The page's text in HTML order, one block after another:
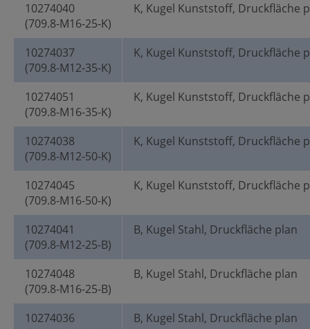
10274040
(709.8-M16-25-K)
K, Kugel Kunststoff, Druckfläche
10274037
(709.8-M12-35-K)
K, Kugel Kunststoff, Druckfläche
10274051
(709.8-M16-35-K)
K, Kugel Kunststoff, Druckfläche
10274038
(709.8-M12-50-K)
K, Kugel Kunststoff, Druckfläche
10274045
(709.8-M16-50-K)
K, Kugel Kunststoff, Druckfläche
10274041
(709.8-M12-25-B)
B, Kugel Stahl, Druckfläche plan
10274048
(709.8-M16-25-B)
B, Kugel Stahl, Druckfläche plan
10274036
B, Kugel Stahl, Druckfläche plan